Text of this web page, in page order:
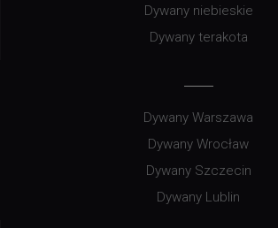
Dywany niebieskie
Dywany terakota
Dywany Warszawa
Dywany Wrocław
Dywany Szczecin
Dywany Lublin